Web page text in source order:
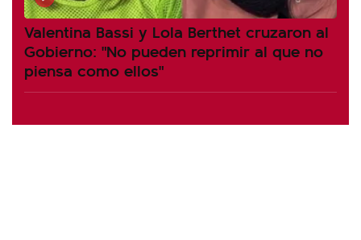
Valentina Bassi y Lola Berthet cruzaron al
Gobierno: "No pueden reprimir al que no
piensa como ellos"